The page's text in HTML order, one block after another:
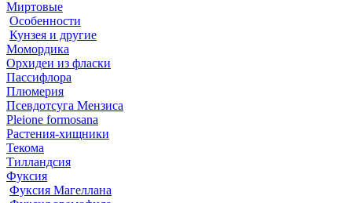
Миртовые
Особенности
Кунзея и другие
Момордика
Орхидеи из фласки
Пассифлора
Плюмерия
Псевдотсуга Мензиса
Pleione formosana
Растения-хищники
Текома
Тилландсия
Фуксия
Фуксия Магеллана